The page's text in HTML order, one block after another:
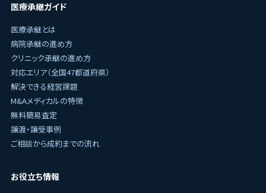
医療承継ガイド
医療承継とは
病院承継の進め方
クリニック承継の進め方
対応エリア（全国47都道府県）
解決できる経営課題
M&Aメディカルの特徴
無料簡易査定
譲渡・譲受事例
ご相談から成約までの流れ
お役立ち情報